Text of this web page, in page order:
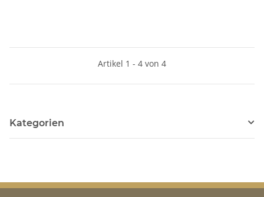
Artikel 1 - 4 von 4
Kategorien